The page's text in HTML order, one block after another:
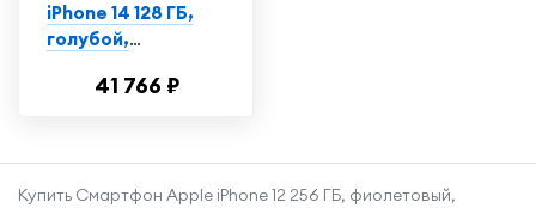
iPhone 14 128 ГБ,
голубой,
образец, экран
41 766 ₽
Купить Смартфон Apple iPhone 12 256 ГБ, фиолетовый,